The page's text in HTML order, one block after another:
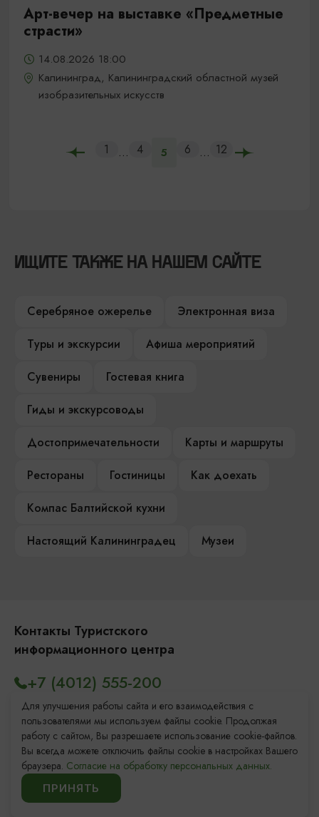
Арт-вечер на выставке «Предметные
страсти»
14.08.2026 18:00
Калининград, Калининградский областной музей
изобразительных искусств
1 ... 4 5 6 ... 12
ИЩИТЕ ТАКЖЕ НА НАШЕМ САЙТЕ
Серебряное ожерелье
Электронная виза
Туры и экскурсии
Афиша мероприятий
Сувениры
Гостевая книга
Гиды и экскурсоводы
Достопримечательности
Карты и маршруты
Рестораны
Гостиницы
Как доехать
Компас Балтийской кухни
Настоящий Калининградец
Музеи
Контакты Туристского
информационного центра
Площадь Победы, 1 Закрыто
ул. Октябрьская, 2/3 Закрыто
+7 (4012) 555-200
8 (800) 200-55-39
info@visit-kaliningrad.ru
Для улучшения работы сайта и его взаимодействия с
пользователями мы используем файлы cookie. Продолжая
работу с сайтом, Вы разрешаете использование cookie-файлов.
Вы всегда можете отключить файлы cookie в настройках Вашего
браузера. Согласие на обработку персональных данных.
ПРИНЯТЬ